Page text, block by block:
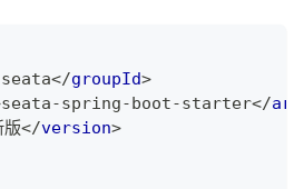
</groupId>
seata-spring-boot-starter</
版</version>